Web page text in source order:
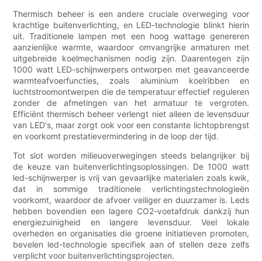
Thermisch beheer is een andere cruciale overweging voor
krachtige buitenverlichting, en LED-technologie blinkt hierin
uit. Traditionele lampen met een hoog wattage genereren
aanzienlijke warmte, waardoor omvangrijke armaturen met
uitgebreide koelmechanismen nodig zijn. Daarentegen zijn
1000 watt LED-schijnwerpers ontworpen met geavanceerde
warmteafvoerfuncties, zoals aluminium koelribben en
luchtstroomontwerpen die de temperatuur effectief reguleren
zonder de afmetingen van het armatuur te vergroten.
Efficiënt thermisch beheer verlengt niet alleen de levensduur
van LED's, maar zorgt ook voor een constante lichtopbrengst
en voorkomt prestatievermindering in de loop der tijd.
Tot slot worden milieuoverwegingen steeds belangrijker bij
de keuze van buitenverlichtingsoplossingen. De 1000 watt
led-schijnwerper is vrij van gevaarlijke materialen zoals kwik,
dat in sommige traditionele verlichtingstechnologieën
voorkomt, waardoor de afvoer veiliger en duurzamer is. Leds
hebben bovendien een lagere CO2-voetafdruk dankzij hun
energiezuinigheid en langere levensduur. Veel lokale
overheden en organisaties die groene initiatieven promoten,
bevelen led-technologie specifiek aan of stellen deze zelfs
verplicht voor buitenverlichtingsprojecten.